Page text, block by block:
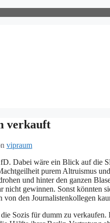
verkauft
vipraum
Dabei wäre ein Blick auf die
purem Altruismus
und hinter den ganzen
nicht gewinnen. Sonst könnten
den Journalistenkollegen
Sozis für dumm zu